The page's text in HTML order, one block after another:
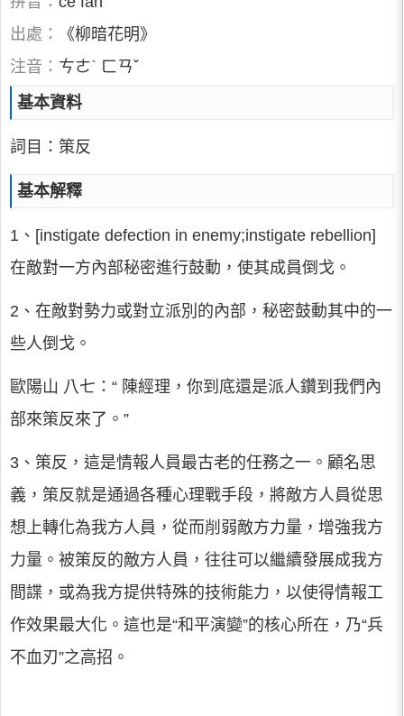
出處：
《柳暗花明》
注音： ㄘㄜˋ ㄈㄢˇ
基本資料
詞目：策反
基本解釋
1、[instigate defection in enemy;instigate rebellion]
在敵對一方內部秘密進行鼓動，使其成員倒戈。
2、在敵對勢力或對立派別的內部，秘密鼓動其中的一
些人倒戈。
歐陽山 八七：“ 陳經理，你到底還是派人鑽到我們內
部來策反來了。”
3、策反，這是情報人員最古老的任務之一。顧名思
義，策反就是通過各種心理戰手段，將敵方人員從思
想上轉化為我方人員，從而削弱敵方力量，增強我方
力量。被策反的敵方人員，往往可以繼續發展成我方
間諜，或為我方提供特殊的技術能力，以使得情報工
作效果最大化。這也是“和平演變”的核心所在，乃“兵
不血刃”之高招。